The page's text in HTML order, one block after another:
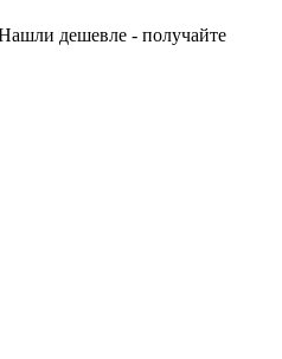
дешевле - получайте